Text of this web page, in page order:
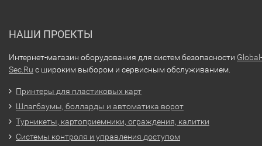
НАШИ ПРОЕКТЫ
Интернет-магазин оборудования для систем безопасности Global-
Sec.Ru с широким выбором и сервисным обслуживанием.
Принтеры для пластиковых карт
Шлагбаумы, болларды и автоматика ворот
Турникеты, картоприемники, ограждения, калитки
Системы контроля и управления доступом